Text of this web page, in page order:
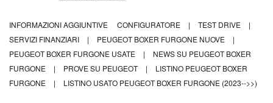
INFORMAZIONI AGGIUNTIVE CONFIGURATORE | TEST DRIVE
|
SERVIZI FINANZIARI
| PEUGEOT BOXER FURGONE NUOVE
|
PEUGEOT BOXER FURGONE USATE
|
NEWS SU PEUGEOT BOXER
FURGONE
| PROVE SU PEUGEOT |
LISTINO PEUGEOT BOXER
FURGONE
| LISTINO USATO PEUGEOT BOXER FURGONE (2023-->>)